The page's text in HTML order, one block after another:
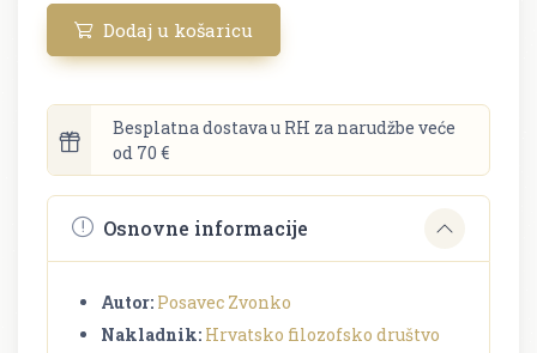
Dodaj u košaricu
Besplatna dostava u RH za narudžbe veće
od 70 €
Osnovne informacije
Autor: Posavec Zvonko
Nakladnik: Hrvatsko filozofsko društvo